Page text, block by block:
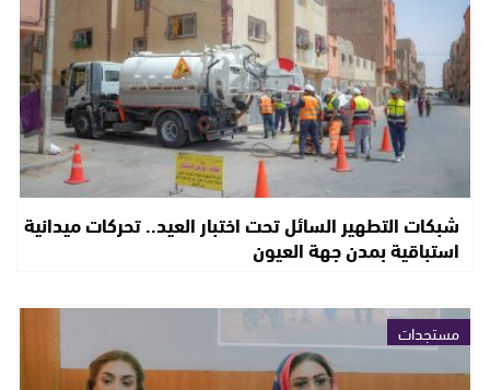
شبكات التطهير السائل تحت اختبار العيد.. تحركات ميدانية
استباقية بمدن جهة العيون
مستجدات